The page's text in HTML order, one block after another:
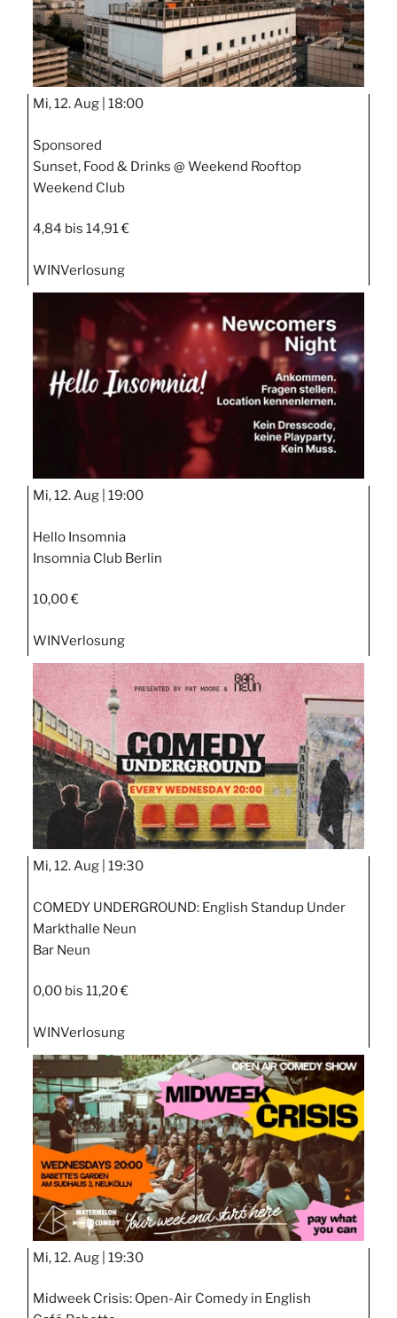
Mi, 12. Aug | 18:00
Sponsored
Sunset, Food & Drinks @ Weekend Rooftop
Weekend Club
4,84 bis 14,91 €
WINVerlosung
Mi, 12. Aug | 19:00
Hello Insomnia
Insomnia Club Berlin
10,00 €
WINVerlosung
Mi, 12. Aug | 19:30
COMEDY UNDERGROUND: English Standup Under
Markthalle Neun
Bar Neun
0,00 bis 11,20 €
WINVerlosung
Mi, 12. Aug | 19:30
Midweek Crisis: Open-Air Comedy in English